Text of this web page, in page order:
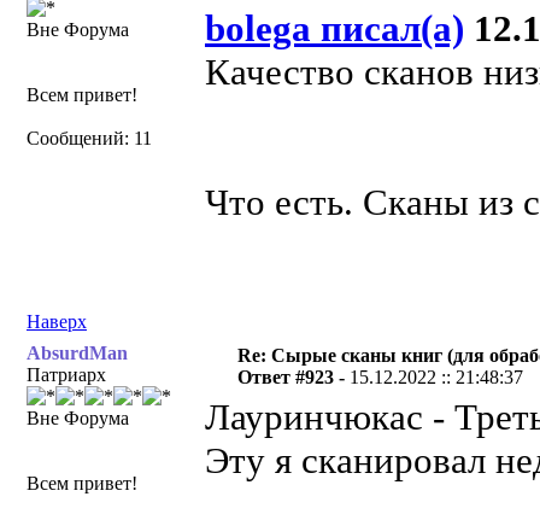
Вне Форума
Всем привет!
Сообщений: 11
bolega писал(а)
Качество сканов
Что есть. Сканы из
Наверх
AbsurdMan
Патриарх
Вне Форума
Всем привет!
Re: Сырые сканы книг (для
Ответ #923 - 15.12.2022 :: 21:48:37
Лауринчюкас -
Эту я сканировал